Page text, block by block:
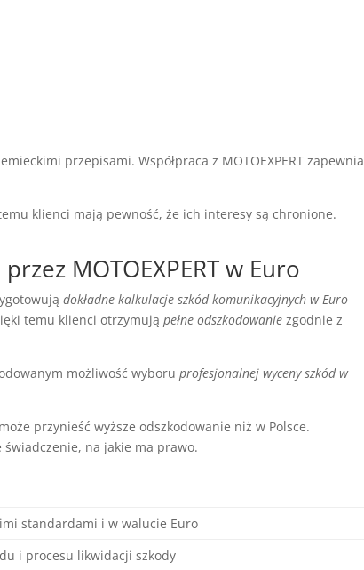
przepisami. Współpraca z MOTOEXPERT zapewnia
klienci mają pewność, że ich interesy są chronione.
MOTOEXPERT w Euro
dokładne kalkulacje szkód komunikacyjnych w Euro
temu klienci otrzymująpełne odszkodowanie zgodnie z
możliwość wyboruprofesjonalnej wyceny szkód w
przynieść wyższe odszkodowanie niż w Polsce.
świadczenie, na jakie ma prawo.
standardami i w walucie Euro
i procesu likwidacji szkody